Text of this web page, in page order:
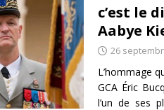
c’est le
Aabye
26
L’hommage
GCA Éric
l’un de ses